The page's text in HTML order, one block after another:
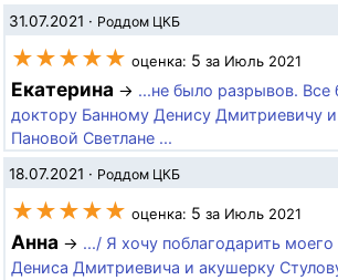
31.07.2021 · Роддом ЦКБ
★★★★★ оценка: 5 за Июль 2021
Екатерина → ...не было разрывов. Все
доктору Банному Денису Дмитриевичу
Пановой Светлане ...
18.07.2021 · Роддом ЦКБ
★★★★★ оценка: 5 за Июль 2021
Анна → .../ Я хочу поблагодарить моего
Дениса Дмитриевича и акушерку